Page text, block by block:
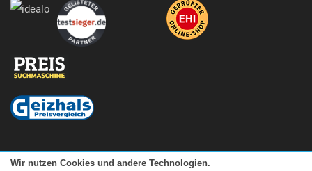
Wir nutzen Cookies und andere Technologien.